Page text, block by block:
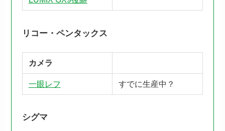
リコー・ペンタックス
カメラ
一眼レフ すでに生産中？
シグマ